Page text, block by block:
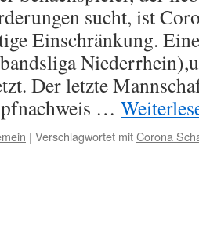
sucht, ist
Einschränkung.
Der letzte
…
| Verschlagwortet mitCorona